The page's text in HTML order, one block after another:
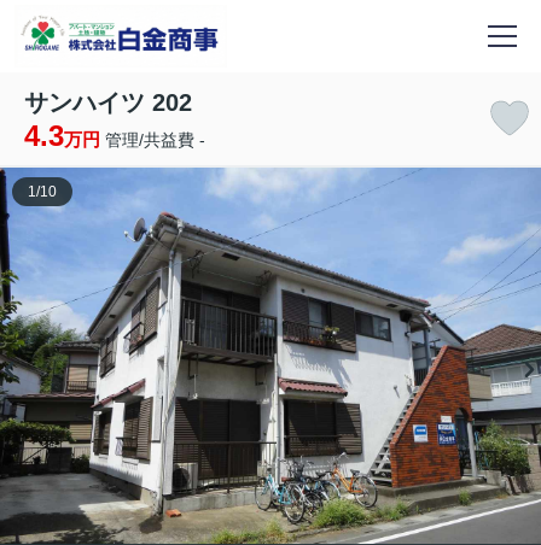
サンハイツ 202
4.3万円 管理/共益費 -
1 /10